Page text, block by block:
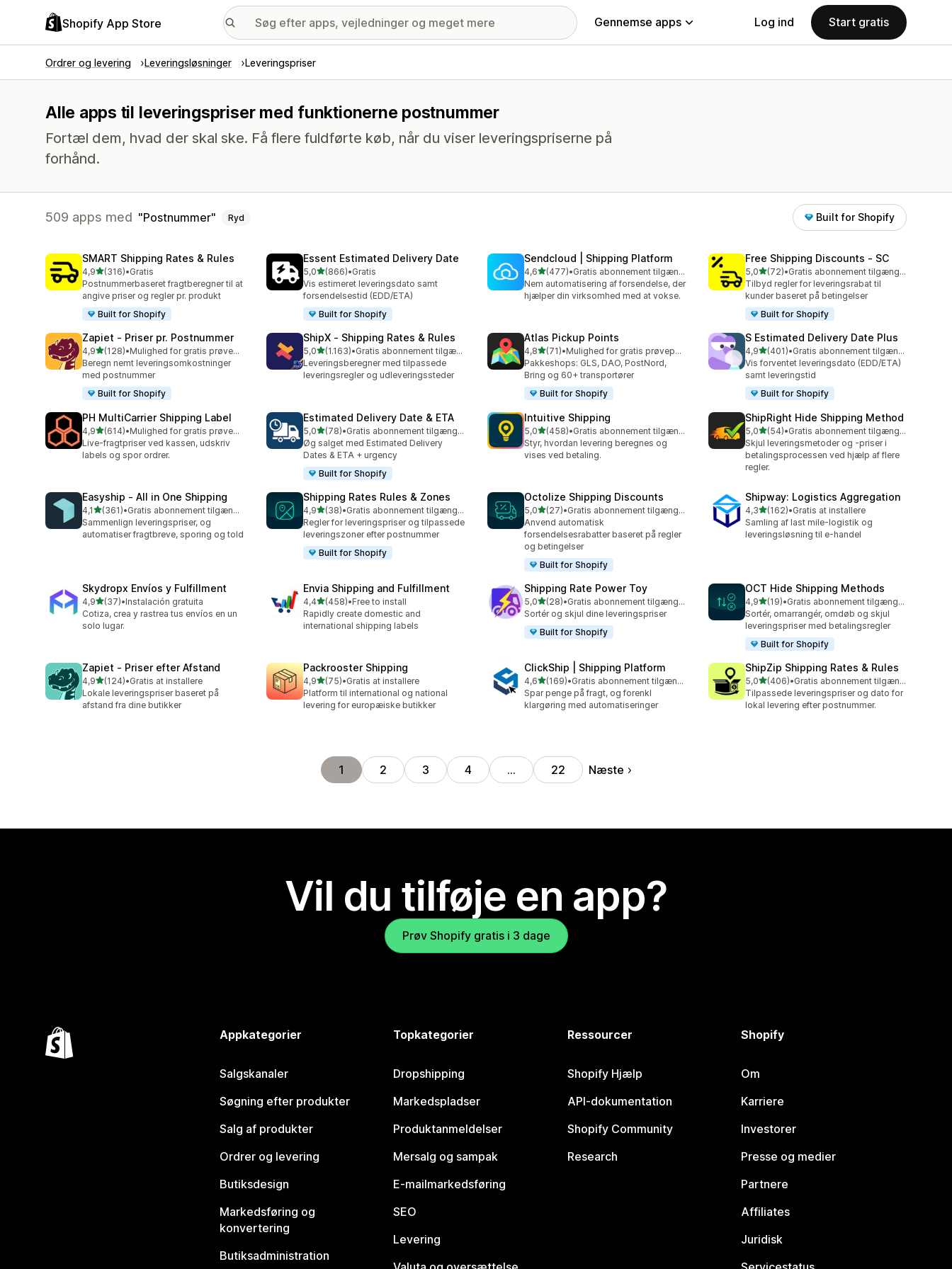
Shopify App Store Gennemse apps Log ind Start gratis
Ordrer og levering Leveringsløsninger Leveringspriser
Alle apps til leveringspriser med funktionerne postnummer
Fortæl dem, hvad der skal ske. Få flere fuldførte køb, når du viser leveringspriserne på
forhånd.
509 apps med Postnummer Ryd Built for Shopify
SMART Shipping Rates & Rules
4,9ud af 5 stjerner
(316)
316 anmeldelser i alt
•Gratis
Postnummerbaseret fragtberegner til at
angive priser og regler pr. produkt
Built for Shopify
Essent Estimated Delivery Date
5,0ud af 5 stjerner
(866)
866 anmeldelser i alt
•Gratis
Vis estimeret leveringsdato samt
forsendelsestid (EDD/ETA)
Built for Shopify
Sendcloud | Shipping Platform
4,6ud af 5 stjerner
(477)
477 anmeldelser i alt
•
Gratis abonnement tilgængeligt
Nem automatisering af forsendelse, der
hjælper din virksomhed med at vokse.
Free Shipping Discounts ‑ SC
5,0ud af 5 stjerner
(72)
72 anmeldelser i alt
•
Gratis abonnement tilgængeligt
Tilbyd regler for leveringsrabat til
kunder baseret på betingelser
Built for Shopify
Zapiet ‑ Priser pr. Postnummer
4,9ud af 5 stjerner
(128)
128 anmeldelser i alt
•
Mulighed for gratis prøveperiode
Beregn nemt leveringsomkostninger
med postnummer
Built for Shopify
ShipX ‑ Shipping Rates & Rules
5,0ud af 5 stjerner
(1.163)
1163 anmeldelser i alt
•
Gratis abonnement tilgængeligt
Leveringsberegner med tilpassede
leveringsregler og udleveringssteder
Atlas Pickup Points
4,8ud af 5 stjerner
(71)
71 anmeldelser i alt
•
Mulighed for gratis prøveperiode
Pakkeshops: GLS, DAO, PostNord,
Bring og 60+ transportører
Built for Shopify
S Estimated Delivery Date Plus
4,9ud af 5 stjerner
(401)
401 anmeldelser i alt
•
Gratis abonnement tilgængeligt
Vis forventet leveringsdato (EDD/ETA)
samt leveringstid
Built for Shopify
PH MultiCarrier Shipping Label
4,9ud af 5 stjerner
(614)
614 anmeldelser i alt
•
Mulighed for gratis prøveperiode
Live-fragtpriser ved kassen, udskriv
labels og spor ordrer.
Estimated Delivery Date & ETA
5,0ud af 5 stjerner
(78)
78 anmeldelser i alt
•
Gratis abonnement tilgængeligt
Øg salget med Estimated Delivery
Dates & ETA + urgency
Built for Shopify
Intuitive Shipping
5,0ud af 5 stjerner
(458)
458 anmeldelser i alt
•
Gratis abonnement tilgængeligt
Styr, hvordan levering beregnes og
vises ved betaling.
ShipRight Hide Shipping Method
5,0ud af 5 stjerner
(54)
54 anmeldelser i alt
•
Gratis abonnement tilgængeligt
Skjul leveringsmetoder og -priser i
betalingsprocessen ved hjælp af flere
regler.
Easyship ‑ All in One Shipping
4,1ud af 5 stjerner
(361)
361 anmeldelser i alt
•
Gratis abonnement tilgængeligt
Sammenlign leveringspriser, og
automatiser fragtbreve, sporing og told
Shipping Rates Rules & Zones
4,9ud af 5 stjerner
(38)
38 anmeldelser i alt
•
Gratis abonnement tilgængeligt
Regler for leveringspriser og tilpassede
leveringszoner efter postnummer
Built for Shopify
Octolize Shipping Discounts
5,0ud af 5 stjerner
(27)
27 anmeldelser i alt
•
Gratis abonnement tilgængeligt
Anvend automatisk
forsendelsesrabatter baseret på regler
og betingelser
Built for Shopify
Shipway: Logistics Aggregation
4,3ud af 5 stjerner
(162)
162 anmeldelser i alt
•Gratis at installere
Samling af last mile-logistik og
leveringsløsning til e-handel
Skydropx Envíos y Fulfillment
4,9ud af 5 stjerner
(37)
37 anmeldelser i alt
•Instalación gratuita
Cotiza, crea y rastrea tus envíos en un
solo lugar.
Envia Shipping and Fulfillment
4,4ud af 5 stjerner
(458)
458 anmeldelser i alt
•Free to install
Rapidly create domestic and
international shipping labels
Shipping Rate Power Toy
5,0ud af 5 stjerner
(28)
28 anmeldelser i alt
•
Gratis abonnement tilgængeligt
Sortér og skjul dine leveringspriser
Built for Shopify
OCT Hide Shipping Methods
4,9ud af 5 stjerner
(19)
19 anmeldelser i alt
•
Gratis abonnement tilgængeligt
Sortér, omarrangér, omdøb og skjul
leveringspriser med betalingsregler
Built for Shopify
Zapiet ‑ Priser efter Afstand
4,9ud af 5 stjerner
(124)
124 anmeldelser i alt
•Gratis at installere
Lokale leveringspriser baseret på
afstand fra dine butikker
Packrooster Shipping
4,9ud af 5 stjerner
(75)
75 anmeldelser i alt
•Gratis at installere
Platform til international og national
levering for europæiske butikker
ClickShip | Shipping Platform
4,6ud af 5 stjerner
(169)
169 anmeldelser i alt
•
Gratis abonnement tilgængeligt
Spar penge på fragt, og forenkl
klargøring med automatiseringer
ShipZip Shipping Rates & Rules
5,0ud af 5 stjerner
(406)
406 anmeldelser i alt
•
Gratis abonnement tilgængeligt
Tilpassede leveringspriser og dato for
lokal levering efter postnummer.
1 2 3 4 … 22 Næste
Vil du tilføje en app?
Prøv Shopify gratis i 3 dage
Appkategorier
Salgskanaler
Søgning efter produkter
Salg af produkter
Ordrer og levering
Butiksdesign
Markedsføring og
konvertering
Butiksadministration
Topkategorier
Dropshipping
Markedspladser
Produktanmeldelser
Mersalg og sampak
E-mailmarkedsføring
SEO
Levering
Ressourcer
Shopify Hjælp
API-dokumentation
Shopify Community
Research
Shopify
Om
Karriere
Investorer
Presse og medier
Partnere
Affiliates
Juridisk